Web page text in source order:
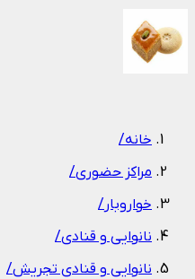
خانه/
مراکز حضوری/
خواروبار/
نانوایی و قنادی/
نانوایی و قنادی تجریش/